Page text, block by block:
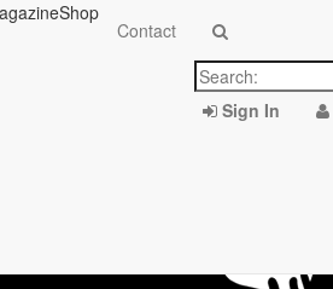
Shop
Contact
Sign In